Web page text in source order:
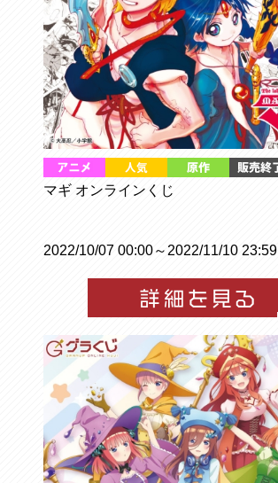
マギ オンラインくじ
2022/10/07 00:00～2022/11/10 23:59